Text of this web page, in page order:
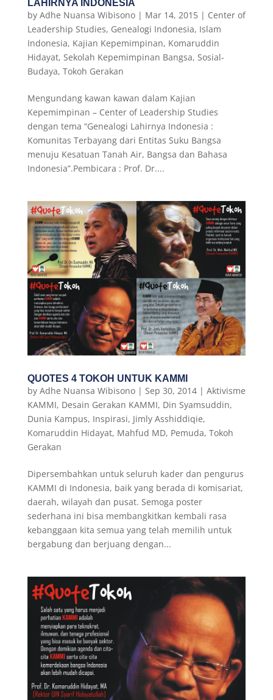
LAHIRNYA INDONESIA
by Adhe Nuansa Wibisono| Mar 14, 2015| Center of
Leadership Studies, Genealogi Indonesia, Islam
Indonesia, Kajian Kepemimpinan, Komaruddin
Hidayat, Sekolah Kepemimpinan Bangsa, Sosial-
Budaya, Tokoh Gerakan
Mengundang kawan kawan dalam Kajian
Kepemimpinan – Center of Leadership Studies
dengan tema “Genealogi Lahirnya Indonesia :
Komunitas Terbayang dari Entitas Suku Bangsa
menuju Kesatuan Tanah Air, Bangsa dan Bahasa
Indonesia”.Pembicara : Prof. Dr....
QUOTES 4 TOKOH UNTUK KAMMI
by Adhe Nuansa Wibisono| Sep 30, 2014| Aktivisme
KAMMI, Desain Gerakan KAMMI, Din Syamsuddin,
Dunia Kampus, Inspirasi, Jimly Asshiddiqie,
Komaruddin Hidayat, Mahfud MD, Pemuda, Tokoh
Gerakan
Dipersembahkan untuk seluruh kader dan pengurus
KAMMI di Indonesia, baik yang berada di komisariat,
daerah, wilayah dan pusat. Semoga poster
sederhana ini bisa membangkitkan kembali rasa
kebanggaan kita semua yang telah memilih untuk
bergabung dan berjuang dengan...